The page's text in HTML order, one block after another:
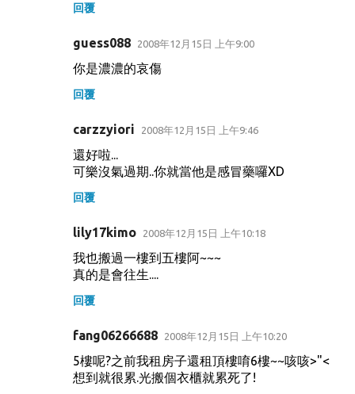
回覆
guess088 2008年12月15日 上午9:00
你是濃濃的哀傷
回覆
carzzyiori 2008年12月15日 上午9:46
還好啦...
可樂沒氣過期..你就當他是感冒藥囉XD
回覆
lily17kimo 2008年12月15日 上午10:18
我也搬過一樓到五樓阿~~~
真的是會往生....
回覆
fang06266688 2008年12月15日 上午10:20
5樓呢?之前我租房子還租頂樓唷6樓~~咳咳>"<
想到就很累.光搬個衣櫃就累死了!